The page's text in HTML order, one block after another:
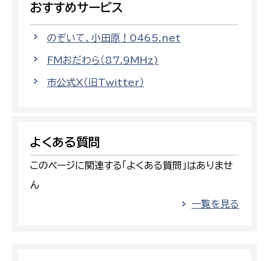
おすすめサービス
のぞいて、小田原！0465.net
FMおだわら（87.9MHz)
市公式X（旧Twitter）
よくある質問
このページに関連する「よくある質問」はありませ
ん
一覧を見る